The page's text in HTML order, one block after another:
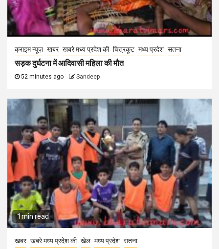
क्राइम न्यूज़ खबर खबरे मध्य प्रदेश की चित्रकूट मध्य प्रदेश सतना
सड़क दुर्घटना में आदिवासी महिला की मौत
52 minutes ago Sandeep
1 min read
खबर खबरे मध्य प्रदेश की खेल मध्य प्रदेश सतना